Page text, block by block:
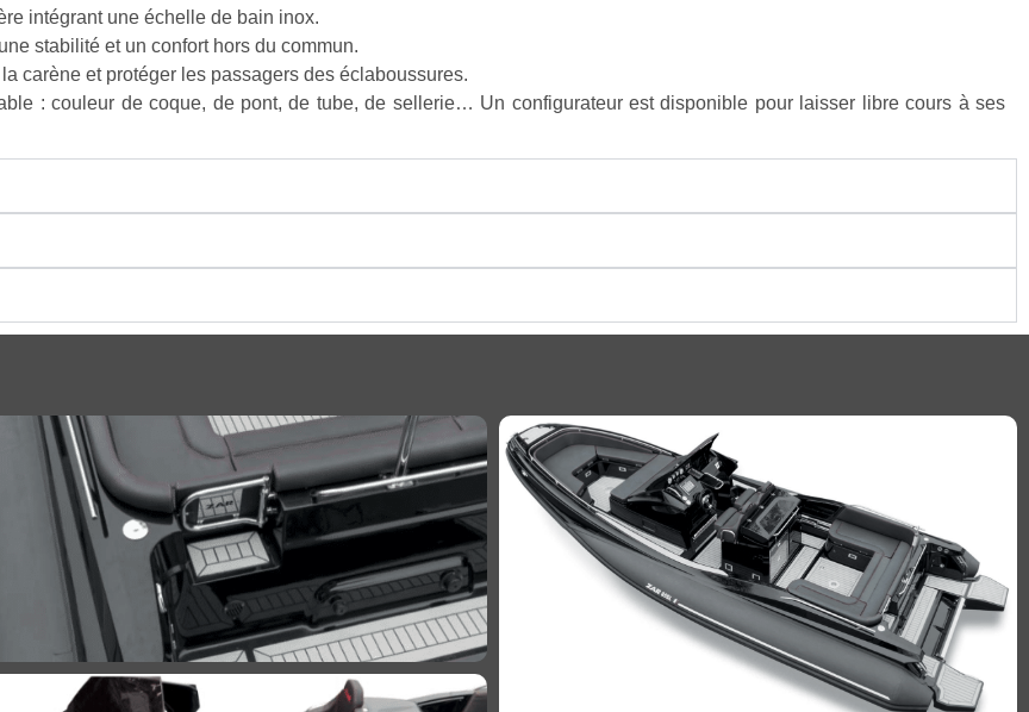
intégrant une échelle de bain inox.
stabilité et un confort hors du commun.
carène et protéger les passagers des éclaboussures.
: couleur de coque, de pont, de tube, de sellerie… Un configurateur est disponible pour laisser libre cours à ses